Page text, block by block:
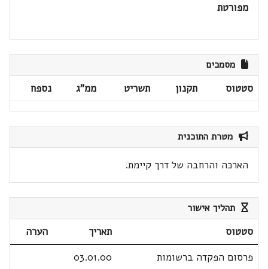
מפורטת
מסמכים
סטטוס תקנון תשריט ממ"ג נספח
מטרת התוכנית
הארכה והרחבה של דרך קיימת.
תהליך אישור
סטטוס תאריך
הערה
פרסום הפקדה ברשומות
03.01.00